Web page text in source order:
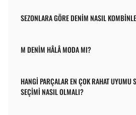
SEZONLARA GÖRE DENIM NASIL
M DENIM HÂLÂ MODA MI?
HANGI PARÇALAR EN ÇOK RAHAT UYUMU
SEÇIMI NASIL OLMALI?